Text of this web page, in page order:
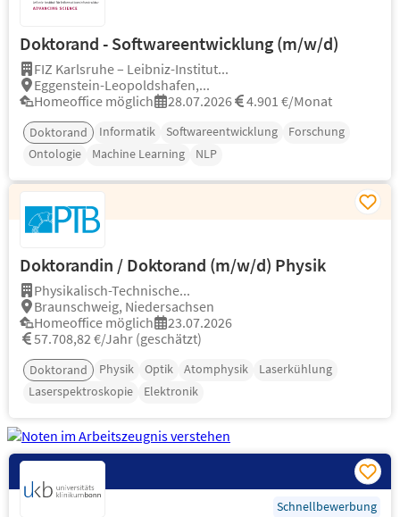
Doktorand - Softwareentwicklung (m/w/d)
FIZ Karlsruhe – Leibniz-Institut...
Eggenstein-Leopoldshafen,...
Homeoffice möglich
28.07.2026 4.901 €/Monat
Doktorand Informatik Softwareentwicklung
Forschung
Ontologie
Machine Learning NLP
Doktorandin / Doktorand (m/w/d) Physik
Physikalisch-Technische...
Braunschweig, Niedersachsen
Homeoffice möglich
23.07.2026
57.708,82 €/Jahr (geschätzt)
Doktorand Physik Optik Atomphysik
Laserkühlung
Laserspektroskopie
Elektronik
Schnellbewerbung